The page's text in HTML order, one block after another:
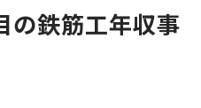
が得られる収入の傾向
掘り解説
の鉄筋工年収事